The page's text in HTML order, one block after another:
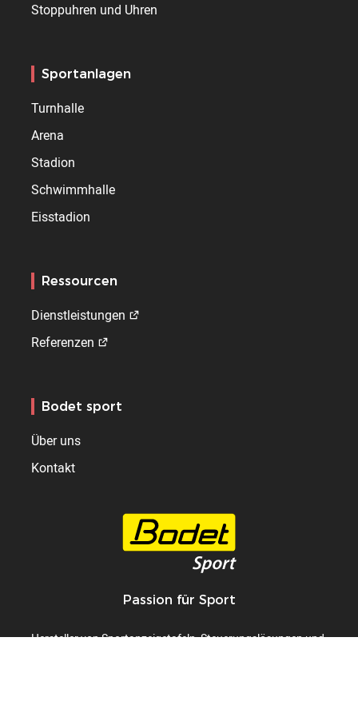
Stoppuhren und Uhren
Sportanlagen
Turnhalle
Arena
Stadion
Schwimmhalle
Eisstadion
Ressourcen
Dienstleistungen
Referenzen
Bodet sport
Über uns
Kontakt
Passion für Sport
Hersteller von Sportanzeigetafeln, Steuerungslösungen und